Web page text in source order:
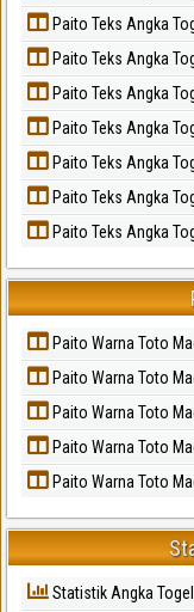
Paito Teks Angka
Paito Teks Angka
Paito Teks Angka
Paito Teks Angka
Paito Teks Angka
Paito Teks Angka
Paito Teks Angka
Paito Warna Toto
Paito Warna Toto
Paito Warna Toto
Paito Warna Toto
Paito Warna Toto
Statistik Angka